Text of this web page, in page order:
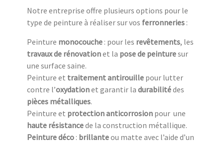
Notre entreprise offre plusieurs options pour le
type de peinture à réaliser sur vos ferronneries :
Peinture monocouche : pour les revêtements, les
travauxde rénovationet la pose de peinturesur
une surface saine.
Peinture et traitement antirouille pour lutter
contre l’oxydationet garantir la durabilitédes
pièces métalliques.
Peinture et protection anticorrosion pour une
haute résistancede la construction métallique.
Peinturedéco : brillanteou matte avec l’aide d’un